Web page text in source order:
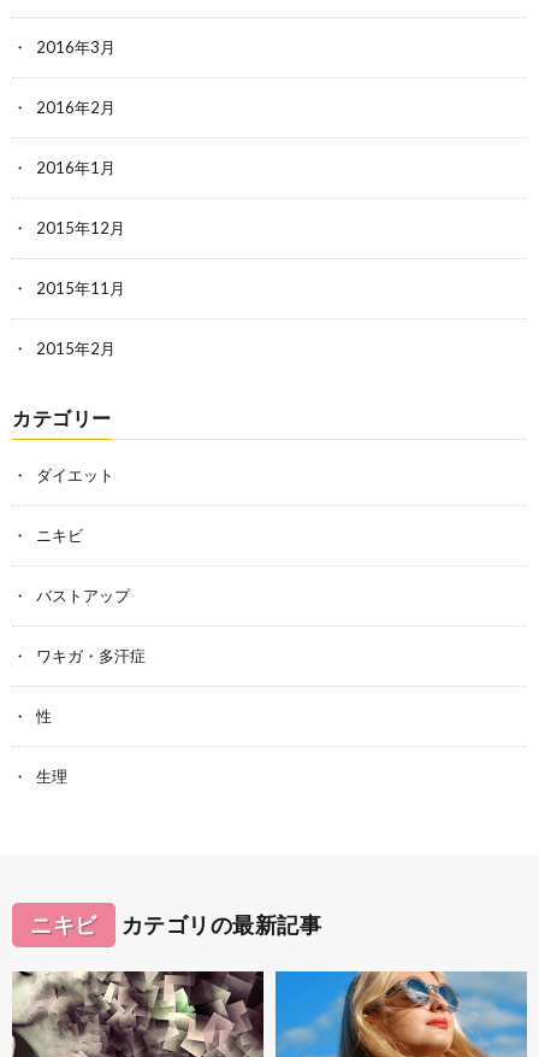
2016年3月
2016年2月
2016年1月
2015年12月
2015年11月
2015年2月
カテゴリー
ダイエット
ニキビ
バストアップ
ワキガ・多汗症
性
生理
ニキビ カテゴリの最新記事